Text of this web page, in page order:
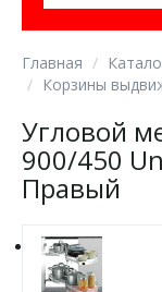
Главная
Корзины
Угловой
900/450
Правый